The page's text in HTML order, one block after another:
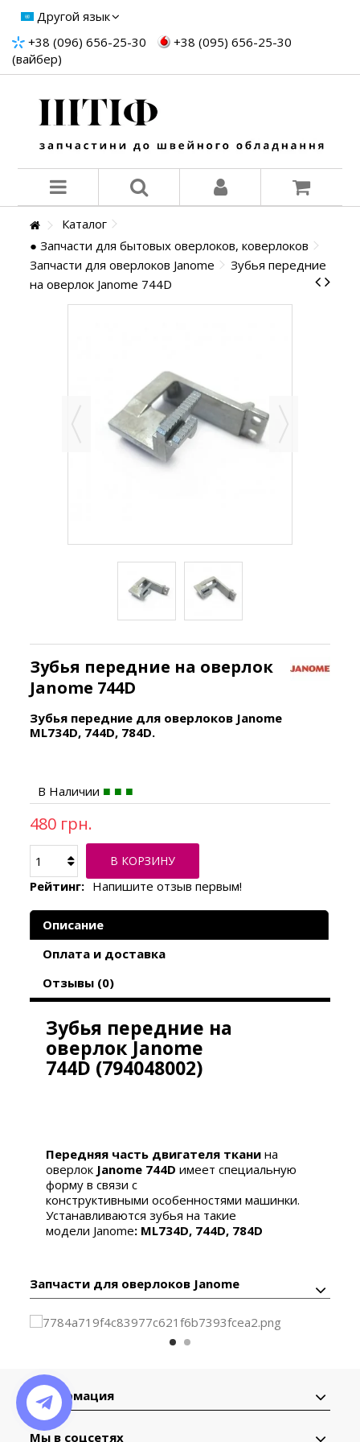
Другой язык
+38 (096) 656-25-30
+38 (095) 656-25-30
(вайбер)
Каталог
● Запчасти для бытовых оверлоков, коверлоков
Запчасти для оверлоков Janome
Зубья передние
на оверлок Janome 744D
Зубья передние на оверлок
Janome 744D
Зубья передние для оверлоков Janome
ML734D, 744D, 784D.
В Наличии
480 грн.
В КОРЗИНУ
Рейтинг: Напишите отзыв первым!
Описание
Оплата и доставка
Отзывы (0)
Зубья передние на
оверлок Janome
744D (794048002)
Передняя часть двигателя тканина
оверлок Janome 744D имеет специальную
форму в связи с
конструктивными особенностями машинки.
Устанавливаются зубья на такие
модели Janome: ML734D, 744D, 784D
Запчасти для оверлоков Janome
Информация
Мы в соцсетях